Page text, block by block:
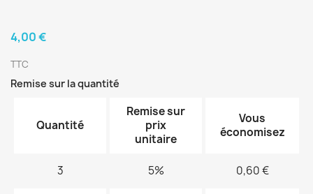
4,00 €
TTC
Remise sur la quantité
Quantité
Remise sur
prix
unitaire
Vous
économisez
3 5% 0,60 €